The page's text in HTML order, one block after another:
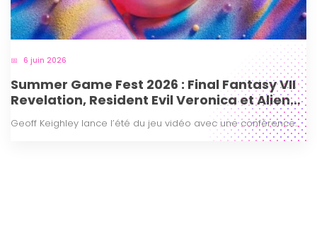
6 juin 2026
Summer Game Fest 2026 : Final Fantasy VII
Revelation, Resident Evil Veronica et Alien
Isolation 2 frappent fort !
Geoff Keighley lance l’été du jeu vidéo avec une conférence...